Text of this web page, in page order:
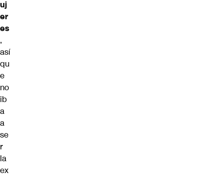
uj
er
es
,
así
qu
e
no
ib
a
a
se
r
la
ex